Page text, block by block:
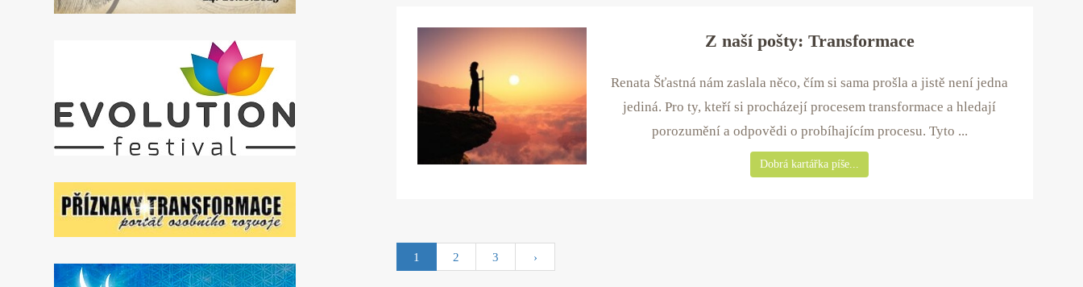
Z naší pošty: Transformace
Renata Šťastná nám zaslala něco, čím si sama prošla a jistě není jedna
jediná. Pro ty, kteří si procházejí procesem transformace a hledají
porozumění a odpovědi o probíhajícím procesu. Tyto ...
Dobrá kartářka píše...
1 2 3 ›